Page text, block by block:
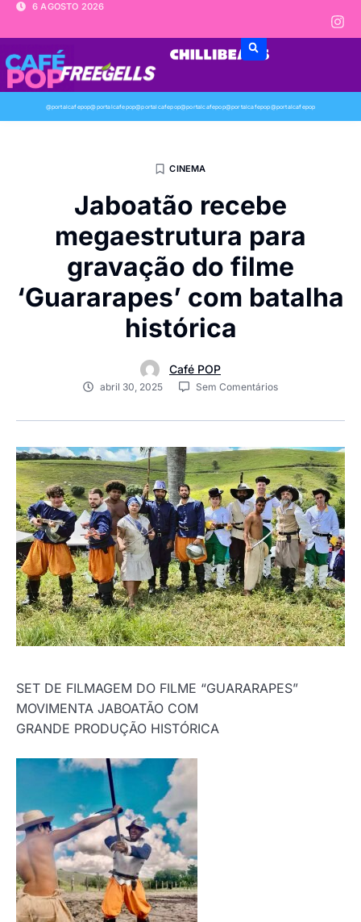
6 AGOSTO 2026
@portalcafepop@portalcafepop@portalcafepop@portalcafepop@portalcafepop@portalcafepop
CINEMA
Jaboatão recebe
megaestrutura para
gravação do filme
‘Guararapes’ com batalha
histórica
Café POP
abril 30, 2025 Sem Comentários
SET DE FILMAGEM DO FILME “GUARARAPES”
MOVIMENTA JABOATÃO COM
GRANDE PRODUÇÃO HISTÓRICA